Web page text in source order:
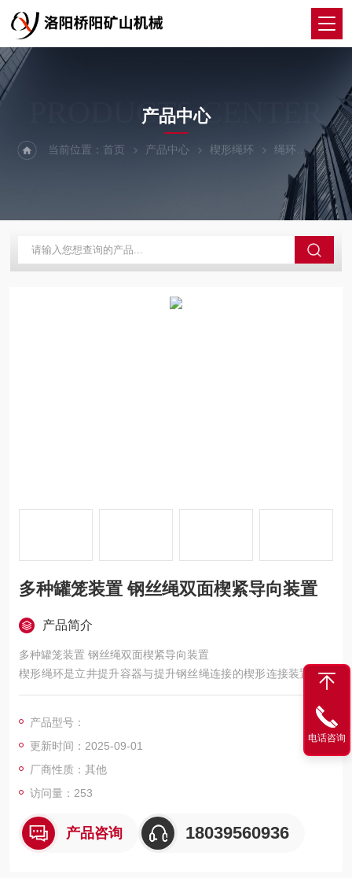
PRODUCTS CENTER
产品中心
当前位置：首页 产品中心 楔形绳环 绳环 多种
多种罐笼装置 钢丝绳双面楔紧导向装置
产品简介
多种罐笼装置 钢丝绳双面楔紧导向装置
楔形绳环是立井提升容器与提升钢丝绳连接的楔形连接装置，它
不但能通过双面楔紧的方式牢固地夹住钢丝绳使它不致从绳环中
产品型号：
更新时间：2025-09-01
厂商性质：其他
访问量：253
产品咨询 18039560936
电话咨询